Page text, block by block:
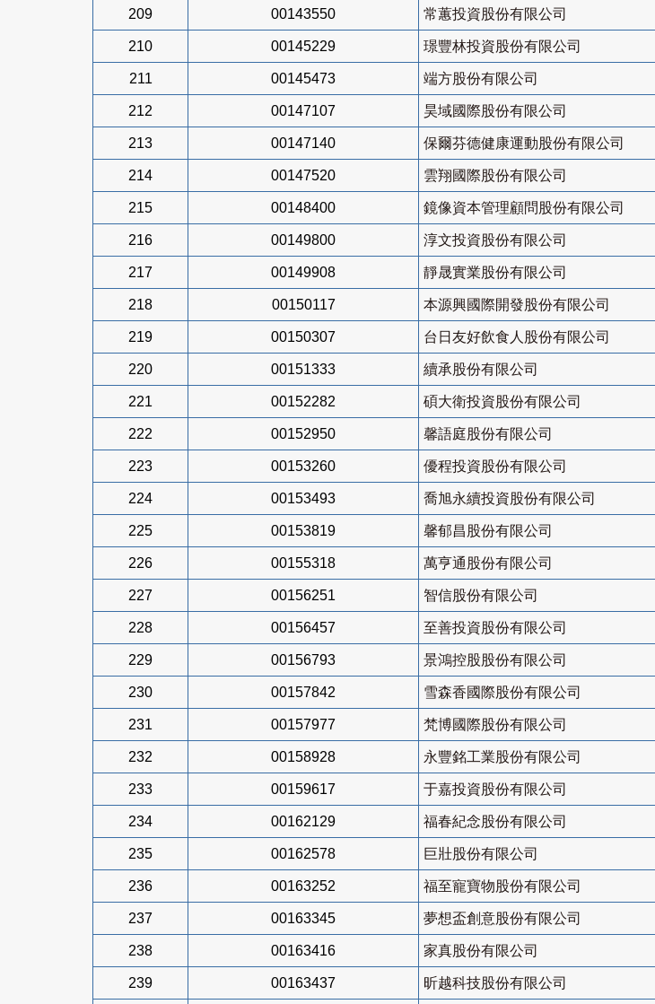
209 00143550 常蕙投資股份有限公司
210 00145229 璟豐林投資股份有限公司
211 00145473 端方股份有限公司
212 00147107 昊域國際股份有限公司
213 00147140 保爾芬德健康運動股份有限公司
214 00147520 雲翔國際股份有限公司
215 00148400 鏡像資本管理顧問股份有限公司
216 00149800 淳文投資股份有限公司
217 00149908 靜晟實業股份有限公司
218 00150117 本源興國際開發股份有限公司
219 00150307 台日友好飲食人股份有限公司
220 00151333 續承股份有限公司
221 00152282 碩大衛投資股份有限公司
222 00152950 馨語庭股份有限公司
223 00153260 優程投資股份有限公司
224 00153493 喬旭永續投資股份有限公司
225 00153819 馨郁昌股份有限公司
226 00155318 萬亨通股份有限公司
227 00156251 智信股份有限公司
228 00156457 至善投資股份有限公司
229 00156793 景鴻控股股份有限公司
230 00157842 雪森香國際股份有限公司
231 00157977 梵博國際股份有限公司
232 00158928 永豐銘工業股份有限公司
233 00159617 于嘉投資股份有限公司
234 00162129 福春紀念股份有限公司
235 00162578 巨壯股份有限公司
236 00163252 福至寵寶物股份有限公司
237 00163345 夢想盃創意股份有限公司
238 00163416 家真股份有限公司
239 00163437 昕越科技股份有限公司